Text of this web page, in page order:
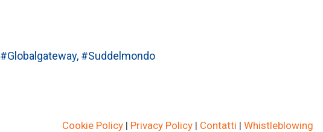
#Globalgateway, #Suddelmondo
Cookie Policy | Privacy Policy | Contatti | Whistleblowing